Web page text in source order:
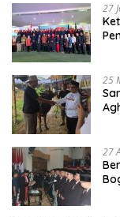
27
25
27